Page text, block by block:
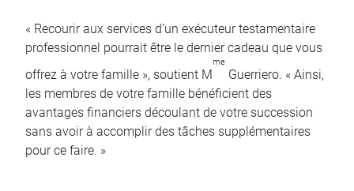
« Recourir aux services d’un exécuteur testamentaire
professionnel pourrait être le dernier cadeau que vous
offrez à votre famille », soutient M
me
Guerriero. « Ainsi,
les membres de votre famille bénéficient des
avantages financiers découlant de votre succession
sans avoir à accomplir des tâches supplémentaires
pour ce faire. »